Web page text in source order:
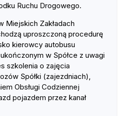
Ruchu Drogowego.
Miejskich Zakładach
uproszczoną procedurę
kierowcy autobusu
w Spółce z uwagi
szkolenia o zajęcia
Spółki (zajezdniach),
Obsługi Codziennej
pojazdem przez kanał